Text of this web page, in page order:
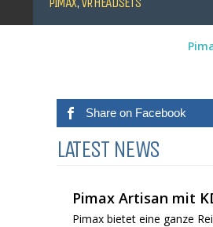
Share on Facebook
LATEST NEWS
Pimax Artisan mit
Pimax bietet eine ganze